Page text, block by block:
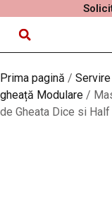
Prima pagină /
gheață Modulare /
de Gheata Dice si